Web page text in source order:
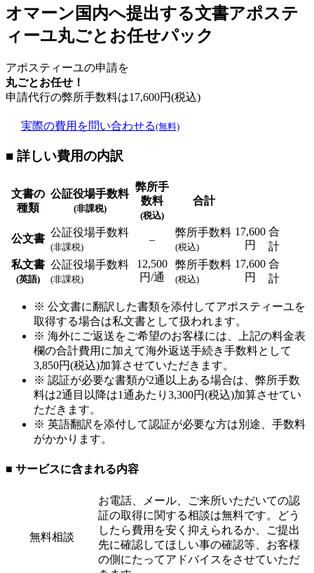
オマーン国内へ提出する文書アポステ
ィーユ丸ごとお任せパック
アポスティーユの申請を
丸ごとお任せ！
申請代行の弊所手数料は17,600円(税込)
実際の費用を問い合わせる(無料)
■ 詳しい費用の内訳
文書の
種類
公証役場手数料
(非課税)
弊所手
数料
(税込)
合計
公文書
公証役場手数料
(非課税)
–
弊所手数料
(税込)
17,600
円
合
計
私文書
(英語)
公証役場手数料
(非課税)
12,500
円/通
弊所手数料
(税込)
17,600
円
合
計
※ 公文書に翻訳した書類を添付してアポスティーユを
取得する場合は私文書として扱われます。
※ 海外にご返送をご希望のお客様には、上記の料金表
欄の合計費用に加えて海外返送手続き手数料として
3,850円(税込)加算させていただきます。
※ 認証が必要な書類が2通以上ある場合は、弊所手数
料は2通目以降は1通あたり3,300円(税込)加算させてい
ただきます。
※ 英語翻訳を添付して認証が必要な方は別途、手数料
がかかります。
■ サービスに含まれる内容
無料相談
お電話、メール、ご来所いただいての認
証の取得に関する相談は無料です。どう
したら費用を安く抑えられるか、ご提出
先に確認してほしい事の確認等、お客様
の側にたってアドバイスをさせていただ